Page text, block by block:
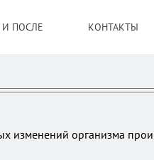
ПОСЛЕ КОНТАКТЫ
изменений организма